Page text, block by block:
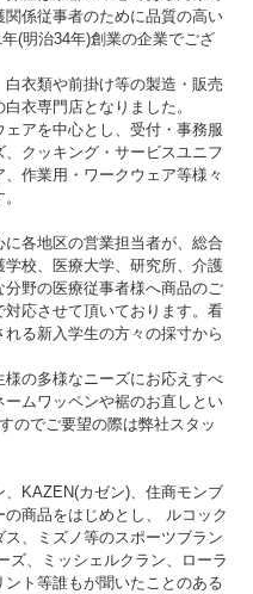
係従事者のために品質の高い
(明治34年)創業の企業でござ
衣類や前掛け等の製造・販売
衣専門店となりました。
アを中心とし、受付・事務服
クッキング・サービスユニフ
作業用・ワークウェア等様々
各地区の営業担当者が、総合
校、医療大学、研究所、介護
野の医療従事者様へ商品のご
応させて頂いております。看
る新入学生の方々の採寸から
の多様なニーズにお応えすべ
ムワッペンや裾のお直しとい
のでご要望の際は弊社スタッ
KAZEN(カゼン)、住商モンブ
商品をはじめとし、 ルコック
、ミズノ等のスポーツブラン
ズ、ミッシェルクラン、ローラ
ト等誰もが聞いたことのある